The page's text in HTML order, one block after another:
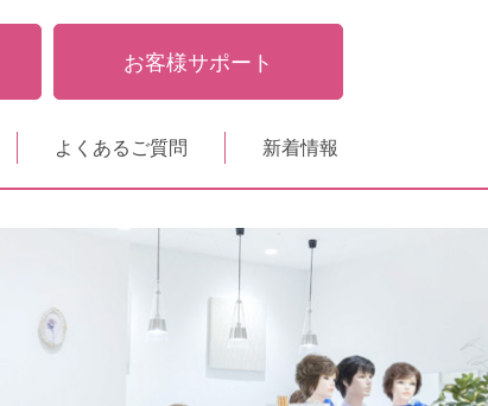
お客様サポート
よくあるご質問 新着情報